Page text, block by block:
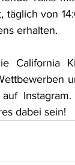
täglich von
erhalten.
California
dabei sein!